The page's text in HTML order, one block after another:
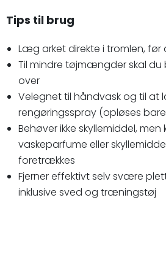
Tips til brug
Læg arket direkte i tromlen,
Til mindre tøjmængder skal du
over
Velegnet til håndvask og til at
rengøringsspray (opløses
Behøver ikke skyllemiddel,
vaskeparfume eller
foretrækkes
Fjerner effektivt selv svære
inklusive sved og træningstøj